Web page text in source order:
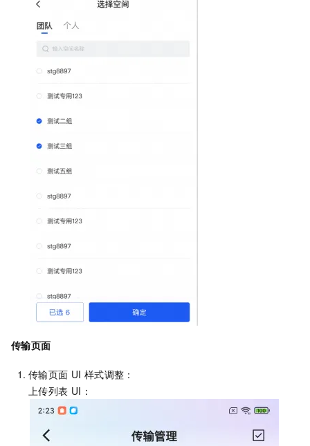
传输页面
传输页面 UI 样式调整：
上传列表 UI：